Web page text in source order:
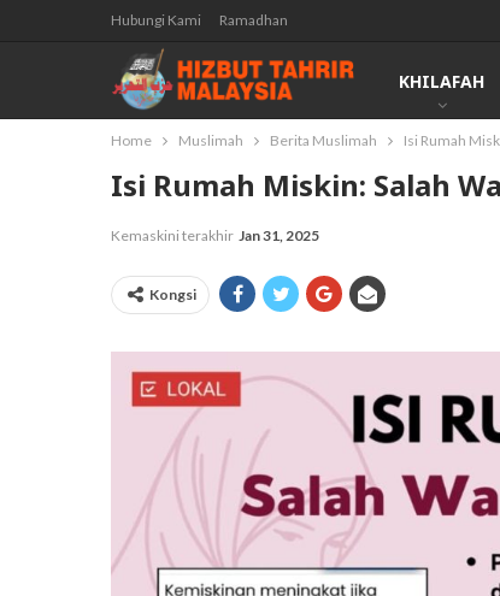
Hubungi Kami Ramadhan
KHILAFAH
Home Muslimah Berita Muslimah Isi Rumah
Isi Rumah Miskin: Salah
Kemaskini terakhir Jan 31, 2025
Kongsi